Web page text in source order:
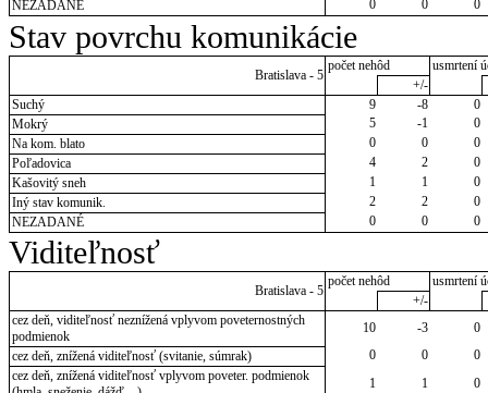
NEZADANÉ 0 0 0
Stav povrchu komunikácie
Bratislava - 5
počet nehôd
usmrtení
+/-
Suchý
9 -8
0
Mokrý
5 -1
0
Na kom. blato
0 0
0
Poľadovica
4 2
0
Kašovitý sneh
1 1
0
Iný stav komunik.
2 2
0
NEZADANÉ
0 0 0
Viditeľnosť
Bratislava - 5
počet nehôd
usmrtení
+/-
cez deň, viditeľnosť neznížená vplyvom poveternostných
podmienok
10 -3
0
cez deň, znížená viditeľnosť (svitanie, súmrak)
0 0
0
cez deň, znížená viditeľnosť vplyvom poveter. podmienok
1 1
0